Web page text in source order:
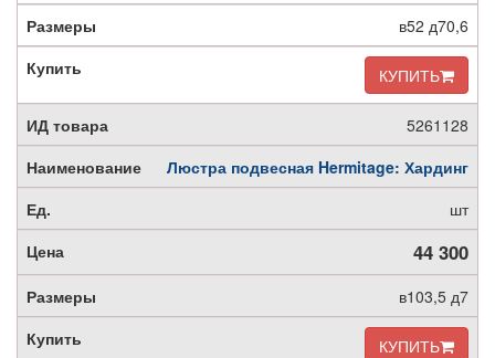
в52 д70,6
КУПИТЬ
5261128
Люстра подвесная Hermitage: Хардинг
шт
44 300
в103,5 д7
КУПИТЬ